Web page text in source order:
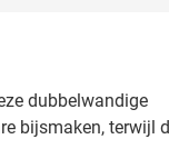
dubbelwandige
bijsmaken, terwijl